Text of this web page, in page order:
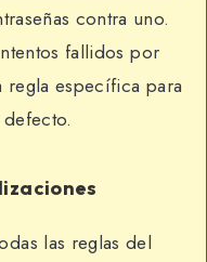
contra uno.
fallidos por
regla específica para
las reglas del